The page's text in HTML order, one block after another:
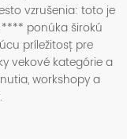
vzrušenia: toto je
ponúka širokú
príležitosť pre
vekové kategórie a
workshopy a